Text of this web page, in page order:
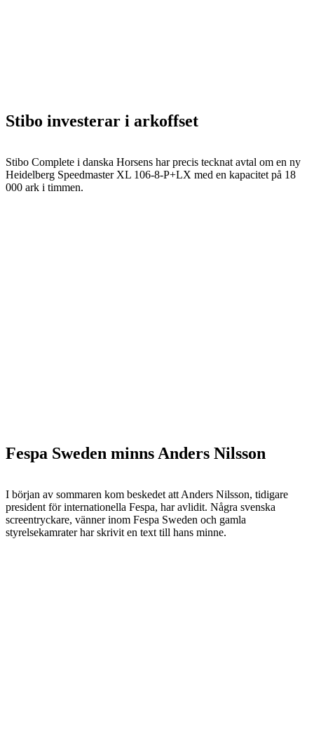
Stibo investerar i arkoffset
Stibo Complete i danska Horsens har precis tecknat avtal om en ny
Heidelberg Speedmaster XL 106-8-P+LX med en kapacitet på 18
000 ark i timmen.
Fespa Sweden minns Anders Nilsson
I början av sommaren kom beskedet att Anders Nilsson, tidigare
president för internationella Fespa, har avlidit. Några svenska
screentryckare, vänner inom Fespa Sweden och gamla
styrelsekamrater har skrivit en text till hans minne.